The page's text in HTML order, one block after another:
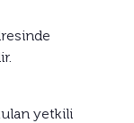
yetkili